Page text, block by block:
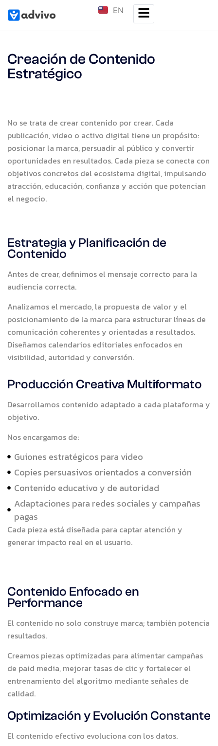
EN
Creación de Contenido
Estratégico
No se trata de crear contenido por crear. Cada
publicación, video o activo digital tiene un propósito:
posicionar la marca, persuadir al público y convertir
oportunidades en resultados. Cada pieza se conecta con
objetivos concretos del ecosistema digital, impulsando
atracción, educación, confianza y acción que potencian
el negocio.
Estrategia y Planificación de
Contenido
Antes de crear, definimos el mensaje correcto para la
audiencia correcta.
Analizamos el mercado, la propuesta de valor y el
posicionamiento de la marca para estructurar líneas de
comunicación coherentes y orientadas a resultados.
Diseñamos calendarios editoriales enfocados en
visibilidad, autoridad y conversión.
Producción Creativa Multiformato
Desarrollamos contenido adaptado a cada plataforma y
objetivo.
Nos encargamos de:
Guiones estratégicos para video
Copies persuasivos orientados a conversión
Contenido educativo y de autoridad
Adaptaciones para redes sociales y campañas
pagas
Cada pieza está diseñada para captar atención y
generar impacto real en el usuario.
Contenido Enfocado en
Performance
El contenido no solo construye marca; también potencia
resultados.
Creamos piezas optimizadas para alimentar campañas
de paid media, mejorar tasas de clic y fortalecer el
entrenamiento del algoritmo mediante señales de
calidad.
Optimización y Evolución Constante
El contenido efectivo evoluciona con los datos.